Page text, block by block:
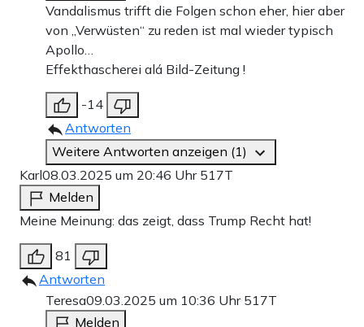
Vandalismus trifft die Folgen schon eher, hier aber
von „Verwüsten“ zu reden ist mal wieder typisch
Apollo…
Effekthascherei alá Bild-Zeitung !
-14
Antworten
Weitere Antworten anzeigen (1)
Karl08.03.2025 um 20:46 Uhr 517T
Melden
Meine Meinung: das zeigt, dass Trump Recht hat!
81
Antworten
Teresa09.03.2025 um 10:36 Uhr 517T
Melden